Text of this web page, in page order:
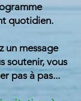
quotidien.
un message
soutenir, vous
pas à pas...